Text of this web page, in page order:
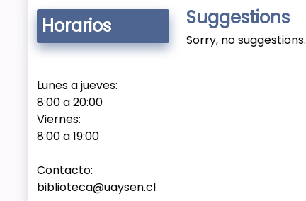
Horarios
Lunes a jueves:
8:00 a 20:00
Viernes:
8:00 a 19:00
Contacto:
biblioteca@uaysen.cl
Suggestions
Sorry, no suggestions.